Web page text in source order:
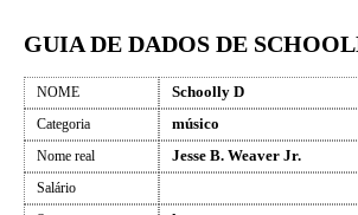
GUIA DE DADOS DE
NOME Schoolly D
Categoria músico
Nome real Jesse B. Weaver Jr.
Salário